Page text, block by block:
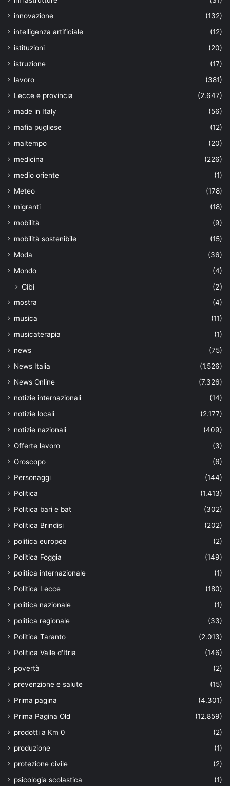
innovazione
(132)
intelligenza artificiale
(12)
istituzioni
(20)
istruzione
(17)
lavoro
(381)
Lecce e provincia
(2.647)
made in Italy
(56)
mafia pugliese
(12)
maltempo
(20)
medicina
(226)
medio oriente
(1)
Meteo
(178)
migranti
(18)
mobilità
(9)
mobilità sostenibile
(15)
Moda
(36)
Mondo
(4)
Cibi (2)
mostra
(4)
musica
(11)
musicaterapia
(1)
news
(75)
News Italia
(1.526)
News Online
(7.326)
notizie internazionali
(14)
notizie locali
(2.177)
notizie nazionali
(409)
Offerte lavoro
(3)
Oroscopo
(6)
Personaggi
(144)
Politica
(1.413)
Politica bari e bat
(302)
Politica Brindisi
(202)
politica europea
(2)
Politica Foggia
(149)
politica internazionale
(1)
Politica Lecce
(180)
politica nazionale
(1)
politica regionale
(33)
Politica Taranto
(2.013)
Politica Valle d'Itria
(146)
povertà
(2)
prevenzione e salute
(15)
Prima pagina
(4.301)
Prima Pagina Old
(12.859)
prodotti a Km 0
(2)
produzione
(1)
protezione civile
(2)
psicologia scolastica
(1)